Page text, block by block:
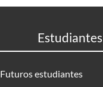
Estudiantes
Futuros estudiantes